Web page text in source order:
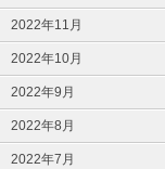
2022年11月
2022年10月
2022年9月
2022年8月
2022年7月